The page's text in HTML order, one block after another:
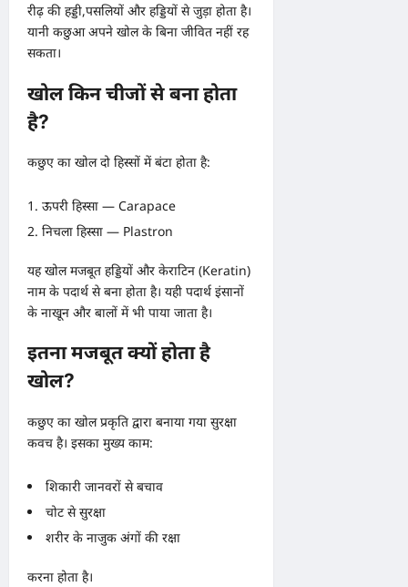
रीढ़ की हड्डी,पसलियों और हड्डियों से जुड़ा होता है।
यानी कछुआ अपने खोल के बिना जीवित नहीं रह
सकता।
खोल किन चीजों से बना होता
है?
कछुए का खोल दो हिस्सों में बंटा होता है:
ऊपरी हिस्सा — Carapace
निचला हिस्सा — Plastron
यह खोल मजबूत हड्डियों और केराटिन (Keratin)
नाम के पदार्थ से बना होता है। यही पदार्थ इंसानों
के नाखून और बालों में भी पाया जाता है।
इतना मजबूत क्यों होता है
खोल?
कछुए का खोल प्रकृति द्वारा बनाया गया सुरक्षा
कवच है। इसका मुख्य काम:
शिकारी जानवरों से बचाव
चोट से सुरक्षा
शरीर के नाजुक अंगों की रक्षा
करना होता है।